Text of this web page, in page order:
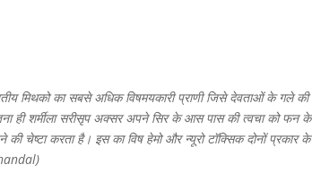
मिथको का सबसे अधिक विषमयकारी प्राणी जिसे देवताओं के गले की
ही शर्मीला सरीसृप अक्सर अपने सिर के आस पास की त्वचा को फन के
करता है। इस का विष हेमो और न्यूरो टॉक्सिक दोनों प्रकार के